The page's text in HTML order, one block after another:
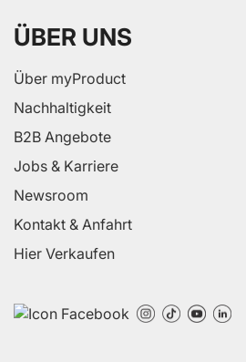
ÜBER UNS
Über myProduct
Nachhaltigkeit
B2B Angebote
Jobs & Karriere
Newsroom
Kontakt & Anfahrt
Hier Verkaufen